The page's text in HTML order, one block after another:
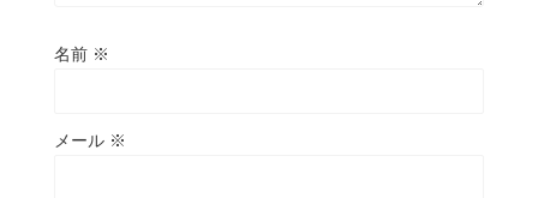
名前 ※
メール ※